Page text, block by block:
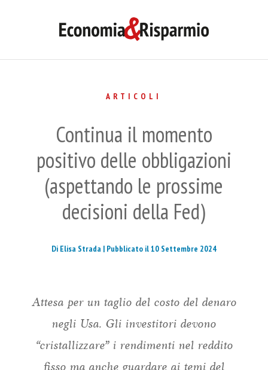
ARTICOLI
Continua il momento
positivo delle obbligazioni
(aspettando le prossime
decisioni della Fed)
Di Elisa Strada | Pubblicato il 10 Settembre 2024
Attesa per un taglio del costo del denaro
negli Usa. Gli investitori devono
“cristallizzare” i rendimenti nel reddito
fisso ma anche guardare ai temi del